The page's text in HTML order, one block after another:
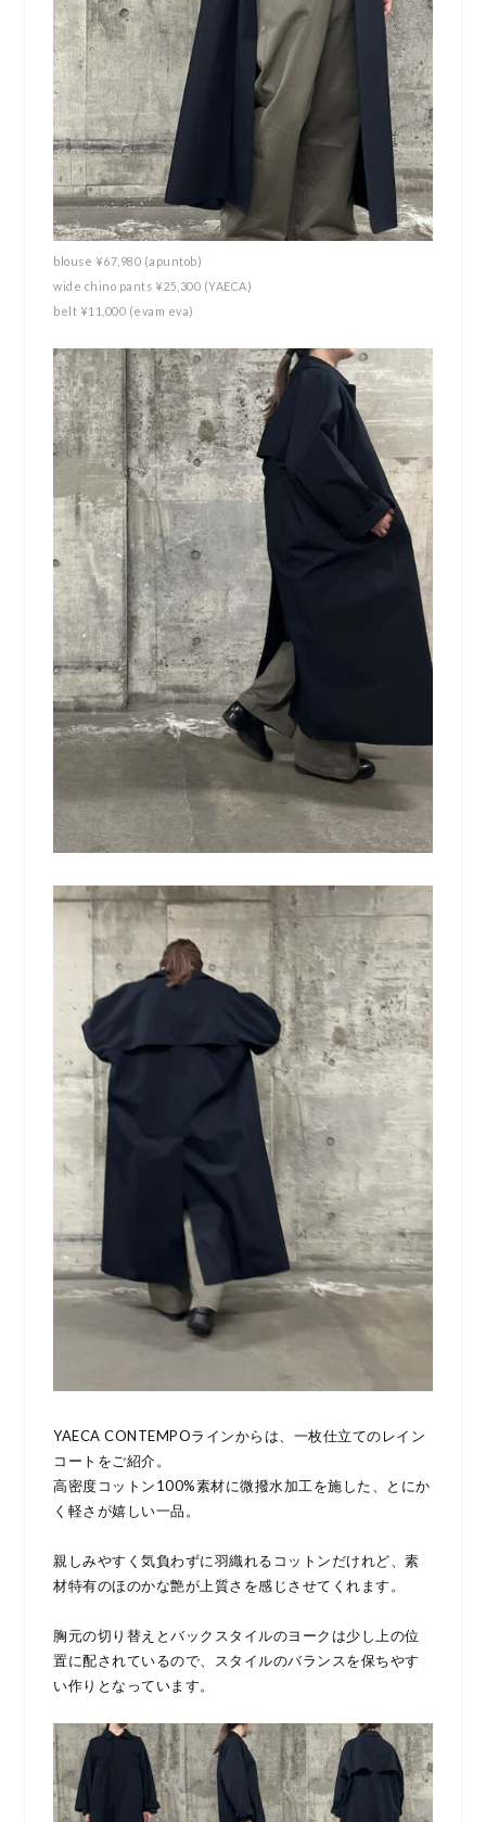
blouse ¥67,980 (apuntob)
wide chino pants ¥25,300 (YAECA)
belt ¥11,000 (evam eva)
YAECA CONTEMPOラインからは、一枚仕立てのレイン
コートをご紹介。
高密度コットン100%素材に微撥水加工を施した、とにか
く軽さが嬉しい一品。
親しみやすく気負わずに羽織れるコットンだけれど、素
材特有のほのかな艶が上質さを感じさせてくれます。
胸元の切り替えとバックスタイルのヨークは少し上の位
置に配されているので、スタイルのバランスを保ちやす
い作りとなっています。